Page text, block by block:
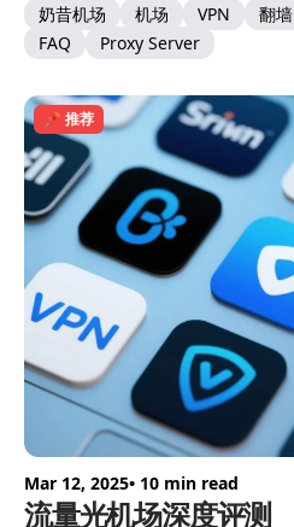
奶昔机场
机场 VPN 翻墙
FAQ
Proxy Server
📌 推荐
Mar 12, 2025• 10 min read
流量光机场深度评测